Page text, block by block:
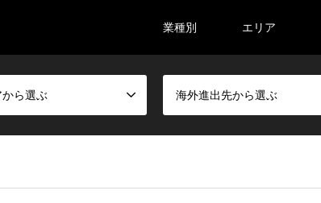
業種別 エリア
ら選ぶ 海外進出先から選ぶ